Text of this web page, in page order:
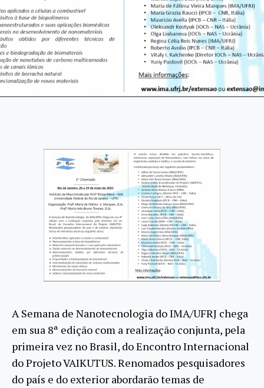
A Semana de Nanotecnologia do IMA/UFRJ chega
em sua 8ª edição com a realização conjunta, pela
primeira vez no Brasil, do Encontro Internacional
do Projeto VAIKUTUS. Renomados pesquisadores
do país e do exterior abordarão temas de